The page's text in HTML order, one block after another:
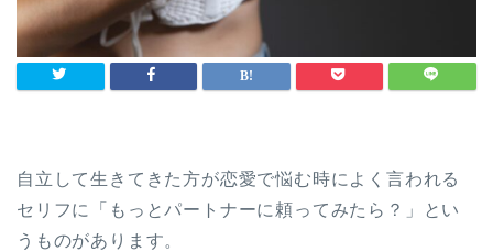
自立して生きてきた方が恋愛で悩む時によく言われる
セリフに「もっとパートナーに頼ってみたら？」とい
うものがあります。